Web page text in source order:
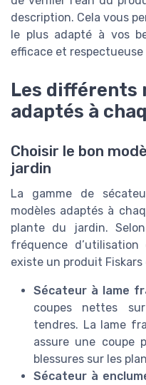
description. Cela vous
le plus adapté à vos
efficace et respectueuse
Les différents
adaptés à
Choisir le bon
jardin
La gamme de
modèles adaptés à
plante du jardin.
fréquence
existe un produit
Sécateur à lame
coupes nettes
tendres. La lame
assure une coupe
blessures sur les
Sécateur à